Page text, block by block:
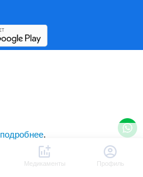
Медикаменты Профиль
подробнее.